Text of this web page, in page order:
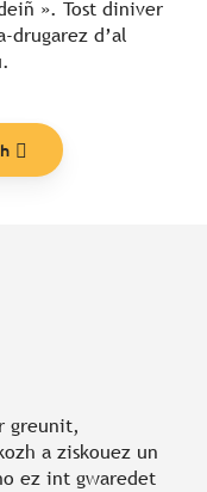
». Tost diniver
drugarez d’al
greunit,
a ziskouez un
ez int gwaredet